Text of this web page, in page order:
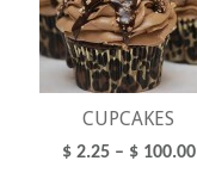
CUPCAKES
$2.25– $100.00